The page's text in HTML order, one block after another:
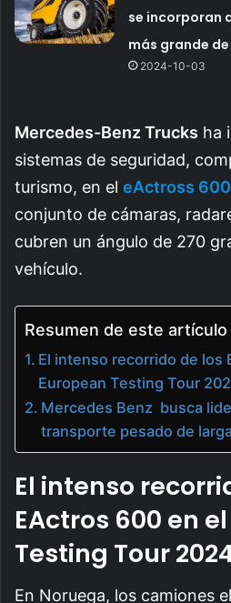
se incorporan
más grande
2024-10-03
Mercedes-Benz Trucks ha
sistemas de seguridad,
turismo, en el eActross 600
conjunto de cámaras,
cubren un ángulo de 270
vehículo.
Resumen de este artículo
El intenso recorrido de los
European Testing Tour
Mercedes Benz busca
transporte pesado de
El intenso
EActros 600 en el
Testing Tour
En Noruega, los camiones